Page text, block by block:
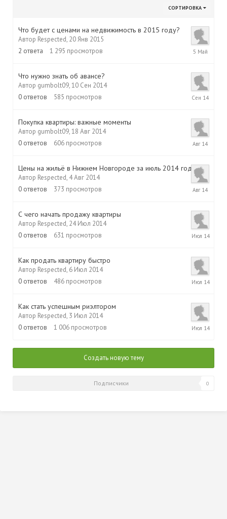
СОРТИРОВКА
Что будет с ценами на недвижимость в 2015 году?
Автор Respected, 20 Янв 2015
2 ответа 1 295 просмотров
5
Что нужно знать об авансе?
Автор gumbolt09,10 Сен 2014
0 ответов 585 просмотров
10
Покупка квартиры: важные моменты
Автор gumbolt09,18 Авг 2014
0 ответов 606 просмотров
18
Цены на жильё в Нижнем Новгороде за июль 2014 года
Автор Respected, 4 Авг 2014
0 ответов 373 просмотров
4
С чего начать продажу квартиры
Автор Respected, 24 Июл 2014
0 ответов 631 просмотров
24
Как продать квартиру быстро
Автор Respected, 6 Июл 2014
0 ответов 486 просмотров
6
Как стать успешным риэлтором
Автор Respected, 3 Июл 2014
0 ответов 1 006 просмотров
3
Создать новую тему
Подписчики 0